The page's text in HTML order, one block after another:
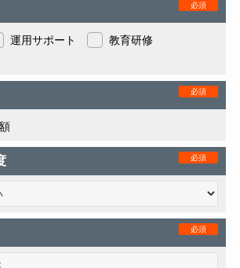
必須
運用サポート
教育研修
必須
必須
必須